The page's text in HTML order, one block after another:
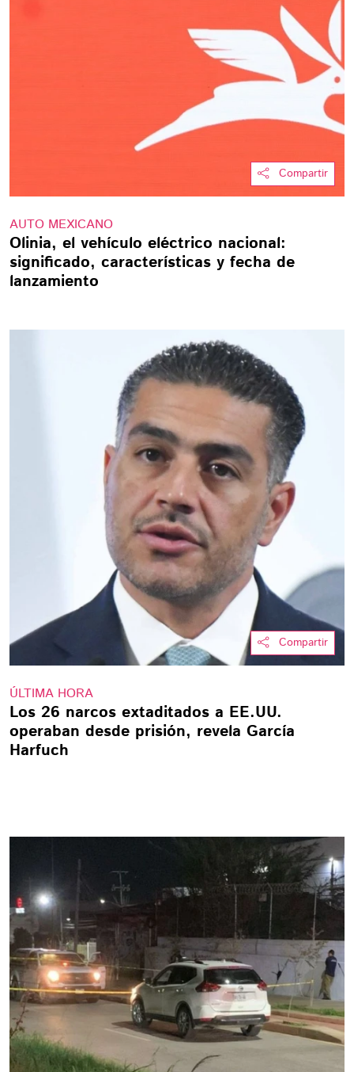
Compartir
AUTO MEXICANO
Olinia, el vehículo eléctrico nacional:
significado, características y fecha de
lanzamiento
Compartir
ÚLTIMA HORA
Los 26 narcos extaditados a EE.UU.
operaban desde prisión, revela García
Harfuch